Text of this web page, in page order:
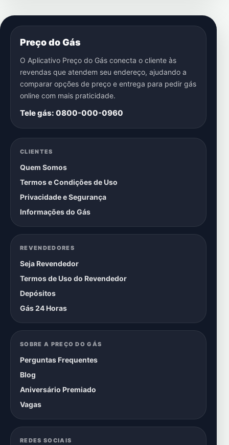
Preço do Gás
O Aplicativo Preço do Gás conecta o cliente às
revendas que atendem seu endereço, ajudando a
comparar opções de preço e entrega para pedir gás
online com mais praticidade.
Tele gás: 0800-000-0960
CLIENTES
Quem Somos
Termos e Condições de Uso
Privacidade e Segurança
Informações do Gás
REVENDEDORES
Seja Revendedor
Termos de Uso do Revendedor
Depósitos
Gás 24 Horas
SOBRE A PREÇO DO GÁS
Perguntas Frequentes
Blog
Aniversário Premiado
Vagas
REDES SOCIAIS